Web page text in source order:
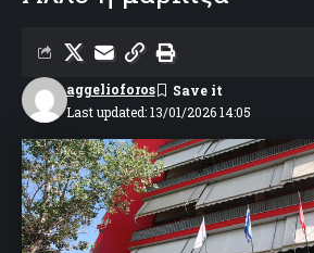
Last updated: 13/01/2026 14:05
aggelioforos